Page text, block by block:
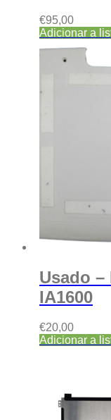
€95,00
Adicionar a
Usado –
IA1600
€20,00
Adicionar a